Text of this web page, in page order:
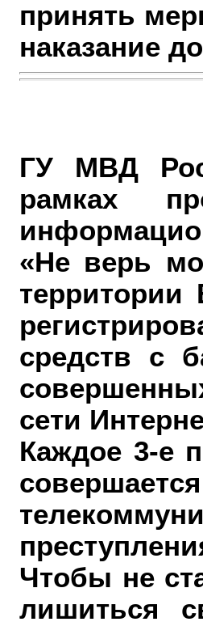
принять
наказание
ГУ МВД
рамках
«Не верь
территории
средств с
сети
Каждое 3-е
Чтобы не
лишиться